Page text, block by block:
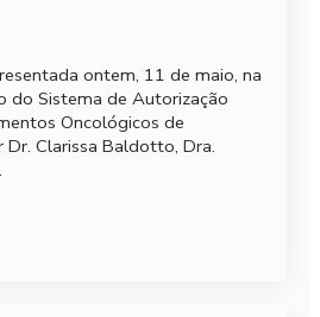
ontem, 11 de maio, na
do Sistema de Autorização
Oncológicos de
Clarissa Baldotto, Dra.